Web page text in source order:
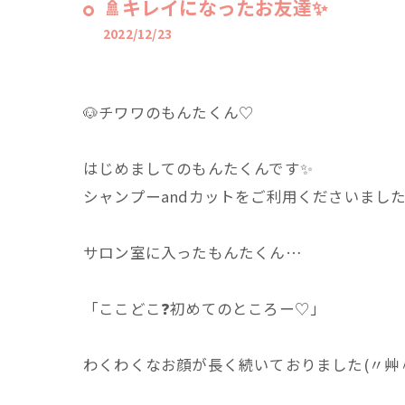
🚿キレイになったお友達✨
2022/12/23
🐶チワワのもんたくん♡
はじめましてのもんたくんです✨
シャンプーandカットをご利用くださいまし
サロン室に入ったもんたくん…
「ここどこ❓初めてのところー♡」
わくわくなお顔が長く続いておりました(〃艸